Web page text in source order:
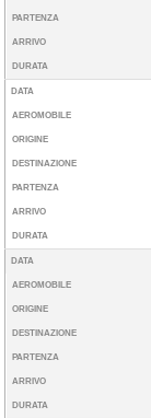
PARTENZA
ARRIVO
DURATA
DATA
AEROMOBILE
ORIGINE
DESTINAZIONE
PARTENZA
ARRIVO
DURATA
DATA
AEROMOBILE
ORIGINE
DESTINAZIONE
PARTENZA
ARRIVO
DURATA